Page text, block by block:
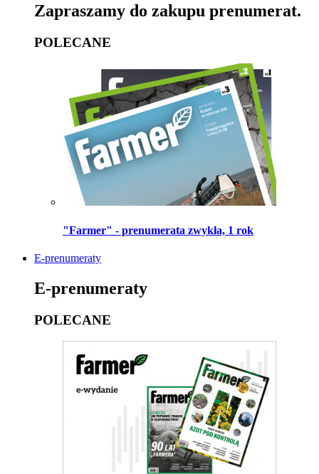
Zapraszamy do zakupu prenumerat.
POLECANE
"Farmer" - prenumerata zwykła, 1 rok
E-prenumeraty
E-prenumeraty
POLECANE